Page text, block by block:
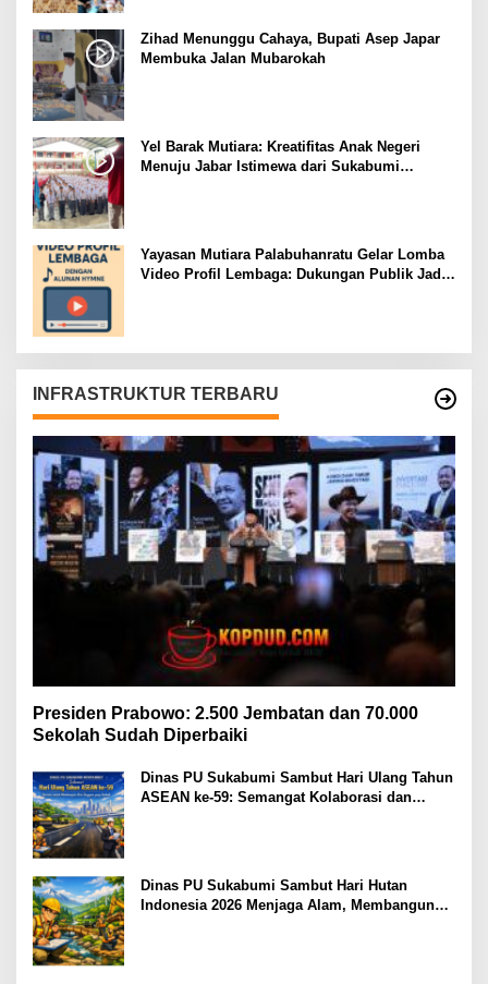
Zihad Menunggu Cahaya, Bupati Asep Japar
Membuka Jalan Mubarokah
Yel Barak Mutiara: Kreatifitas Anak Negeri
Menuju Jabar Istimewa dari Sukabumi
Yayasan Mutiara Palabuhanratu Gelar Lomba
Video Profil Lembaga: Dukungan Publik Jadi
INFRASTRUKTUR TERBARU
Presiden Prabowo: 2.500 Jembatan dan 70.000
Sekolah Sudah Diperbaiki
Dinas PU Sukabumi Sambut Hari Ulang Tahun
ASEAN ke-59: Semangat Kolaborasi dan
Dinas PU Sukabumi Sambut Hari Hutan
Indonesia 2026 Menjaga Alam, Membangun